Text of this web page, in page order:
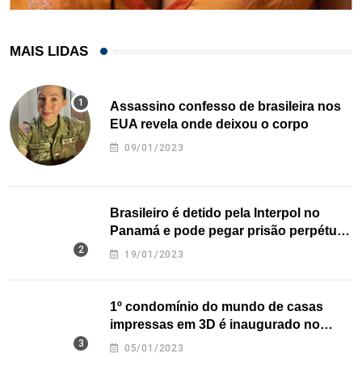
MAIS LIDAS
Assassino confesso de brasileira nos
EUA revela onde deixou o corpo
09/01/2023
Brasileiro é detido pela Interpol no
Panamá e pode pegar prisão perpétua
nos EUA
19/01/2023
1º condomínio do mundo de casas
impressas em 3D é inaugurado no
Texas
05/01/2023